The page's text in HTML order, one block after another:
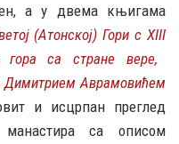
а у двема књигама
(Атонској) Гори с XIII
гора са стране вере,
Димитрием Аврамовићем
и исцрпан преглед
са описом